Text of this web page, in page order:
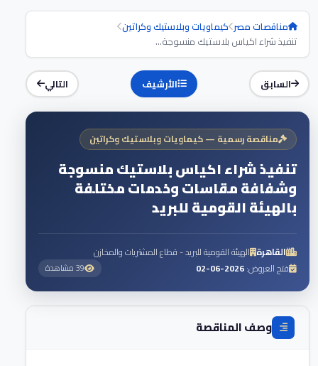
مناقصات مصر كيماويات وبلاستيك وكراتين
تنفيذ شراء اكياس بلاستيك منسوجة...
السابق الأرشيف التالي
مناقصة رسمية — كيماويات وبلاستيك وكراتين
تنفيذ شراء اكياس بلاستيك منسوجة
وشفافة مقاسات وخدمات مختلفة
بالهيئة القومية للبريد
القاهرة الهيئة القومية للبريد - قطاع المشتريات والمخازن
فتح العروض:2026-06-02 39 مشاهدة
وصف المناقصة